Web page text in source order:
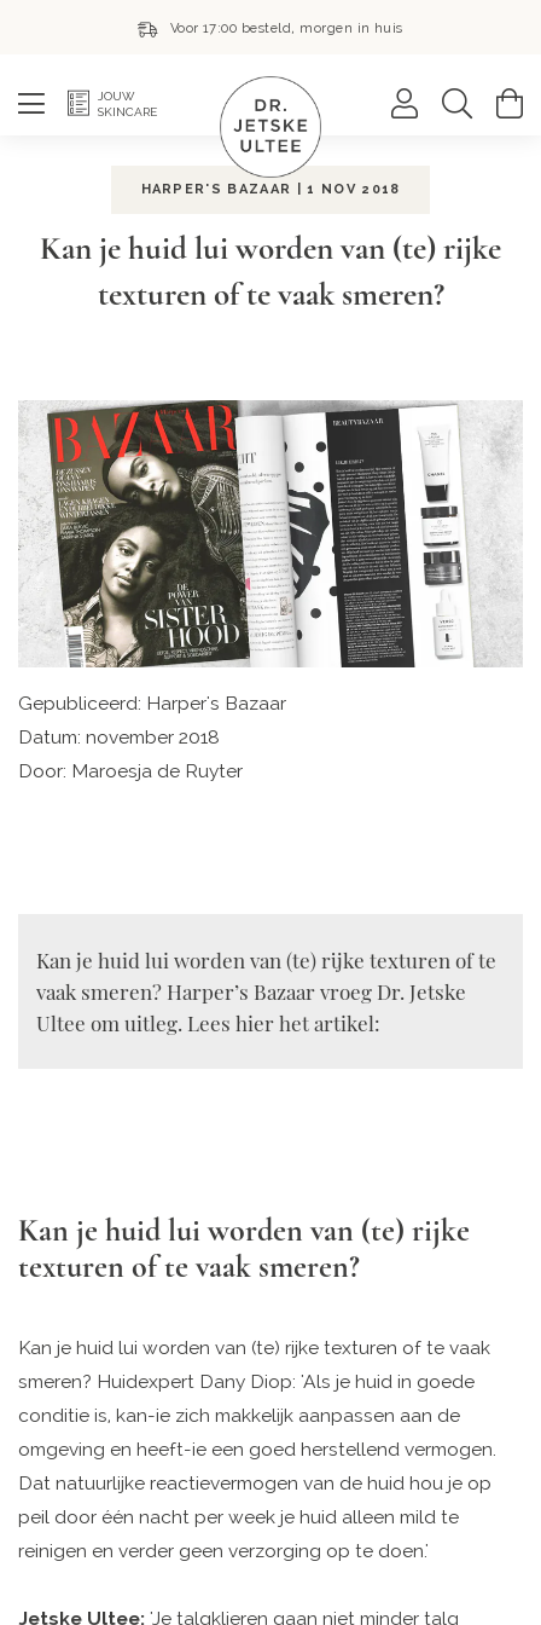
Voor 17:00 besteld, morgen in huis
Zoek
JOUW
SKINCARE
HARPER'S BAZAAR | 1 NOV 2018
Kan je huid lui worden van (te) rijke
texturen of te vaak smeren?
Gepubliceerd: Harper's Bazaar
Datum: november 2018
Door: Maroesja de Ruyter
Kan je huid lui worden van (te) rijke texturen of te
vaak smeren? Harper’s Bazaar vroeg Dr. Jetske
Ultee om uitleg. Lees hier het artikel:
Kan je huid lui worden van (te) rijke
texturen of te vaak smeren?
Kan je huid lui worden van (te) rijke texturen of te vaak
smeren? Huidexpert Dany Diop: 'Als je huid in goede
conditie is, kan-ie zich makkelijk aanpassen aan de
omgeving en heeft-ie een goed herstellend vermogen.
Dat natuurlijke reactiever­mogen van de huid hou je op
peil door één nacht per week je huid alleen mild te
reinigen en verder geen verzorging op te doen.'
Jetske Ultee: 'Je talgklieren gaan niet minder talg